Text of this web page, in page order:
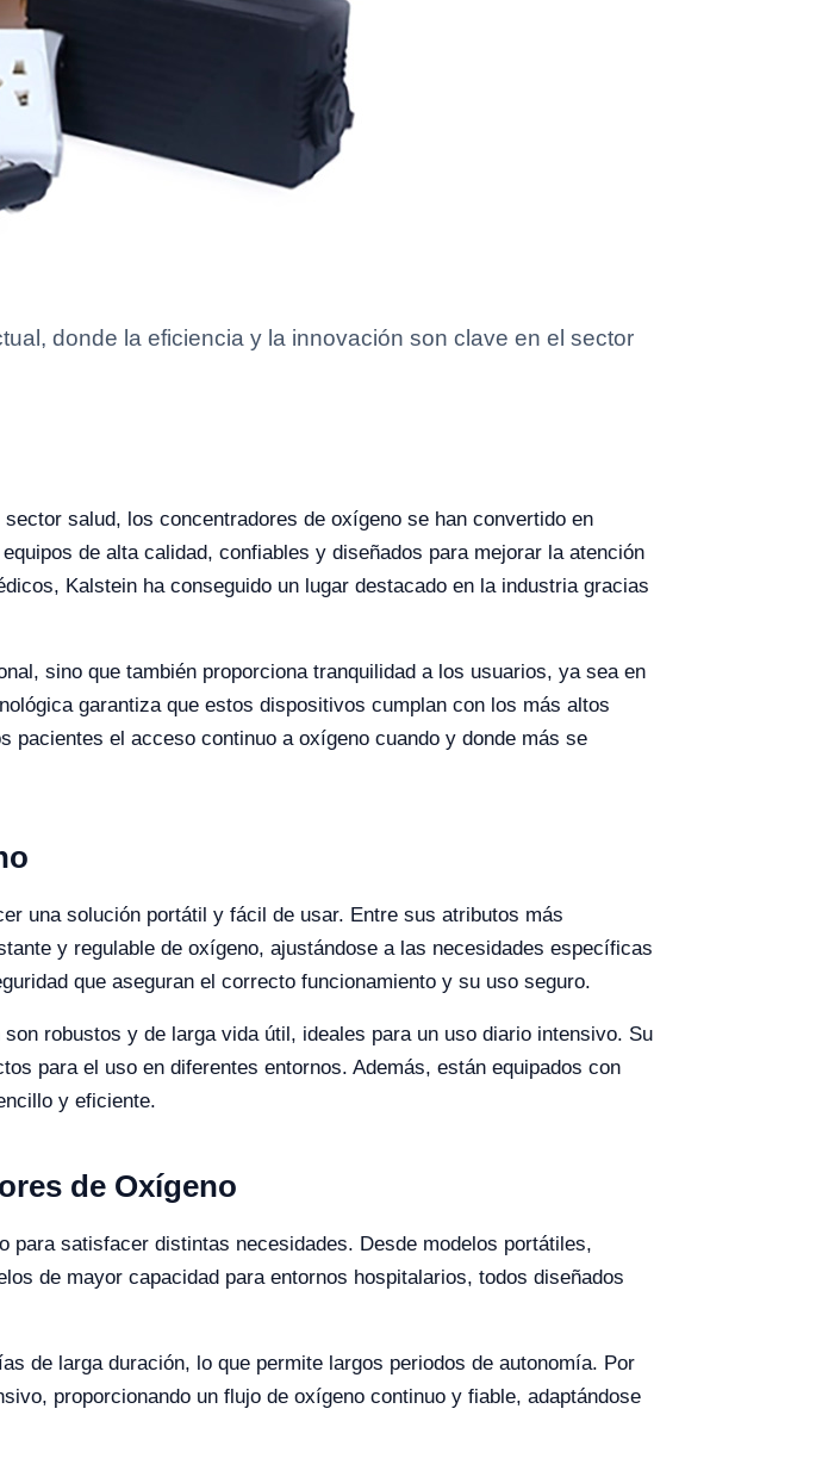
donde la eficiencia y la innovación son clave en el sector
salud, los concentradores de oxígeno se han convertido en
de alta calidad, confiables y diseñados para mejorar la atención
Kalstein ha conseguido un lugar destacado en la industria gracias
sino que también proporciona tranquilidad a los usuarios, ya sea en
garantiza que estos dispositivos cumplan con los más altos
el acceso continuo a oxígeno cuando y donde más se
una solución portátil y fácil de usar. Entre sus atributos más
y regulable de oxígeno, ajustándose a las necesidades específicas
que aseguran el correcto funcionamiento y su uso seguro.
robustos y de larga vida útil, ideales para un uso diario intensivo. Su
para el uso en diferentes entornos. Además, están equipados con
y eficiente.
de Oxígeno
para satisfacer distintas necesidades. Desde modelos portátiles,
de mayor capacidad para entornos hospitalarios, todos diseñados
de larga duración, lo que permite largos periodos de autonomía. Por
proporcionando un flujo de oxígeno continuo y fiable, adaptándose